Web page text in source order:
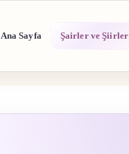
Ana Sayfa Şairler ve Şiirler